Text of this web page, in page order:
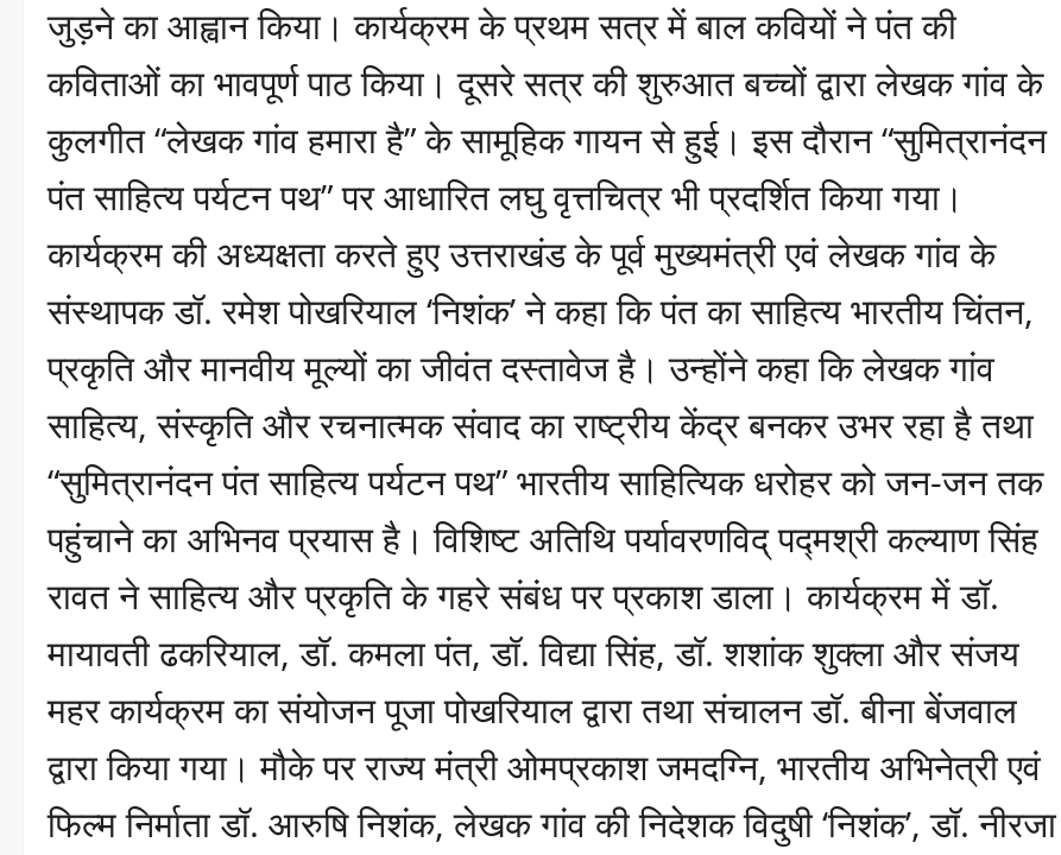
जुड़ने का आह्वान किया। कार्यक्रम के प्रथम सत्र में बाल कवियों ने पंत की
कविताओं का भावपूर्ण पाठ किया। दूसरे सत्र की शुरुआत बच्चों द्वारा लेखक गांव के
कुलगीत “लेखक गांव हमारा है” के सामूहिक गायन से हुई। इस दौरान “सुमित्रानंदन
पंत साहित्य पर्यटन पथ” पर आधारित लघु वृत्तचित्र भी प्रदर्शित किया गया।
कार्यक्रम की अध्यक्षता करते हुए उत्तराखंड के पूर्व मुख्यमंत्री एवं लेखक गांव के
संस्थापक डॉ. रमेश पोखरियाल ‘निशंक’ ने कहा कि पंत का साहित्य भारतीय चिंतन,
प्रकृति और मानवीय मूल्यों का जीवंत दस्तावेज है। उन्होंने कहा कि लेखक गांव
साहित्य, संस्कृति और रचनात्मक संवाद का राष्ट्रीय केंद्र बनकर उभर रहा है तथा
“सुमित्रानंदन पंत साहित्य पर्यटन पथ” भारतीय साहित्यिक धरोहर को जन-जन तक
पहुंचाने का अभिनव प्रयास है। विशिष्ट अतिथि पर्यावरणविद् पद्मश्री कल्याण सिंह
रावत ने साहित्य और प्रकृति के गहरे संबंध पर प्रकाश डाला। कार्यक्रम में डॉ.
मायावती ढकरियाल, डॉ. कमला पंत, डॉ. विद्या सिंह, डॉ. शशांक शुक्ला और संजय
महर कार्यक्रम का संयोजन पूजा पोखरियाल द्वारा तथा संचालन डॉ. बीना बेंजवाल
द्वारा किया गया। मौके पर राज्य मंत्री ओमप्रकाश जमदग्नि, भारतीय अभिनेत्री एवं
फिल्म निर्माता डॉ. आरुषि निशंक, लेखक गांव की निदेशक विदुषी ‘निशंक’, डॉ. नीरजा